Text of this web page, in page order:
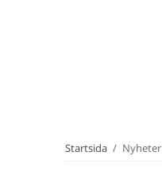
Startsida / Nyheter